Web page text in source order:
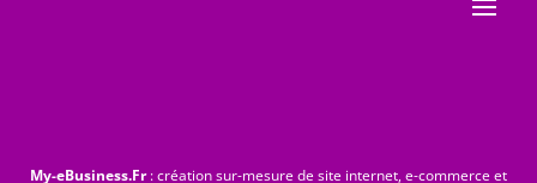
My-eBusiness.Fr: création sur-mesure de site internet, e-commerce et